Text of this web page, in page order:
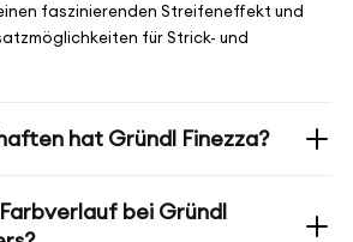
faszinierenden Streifeneffekt und
für Strick- und
hat Gründl Finezza?
bei Gründl